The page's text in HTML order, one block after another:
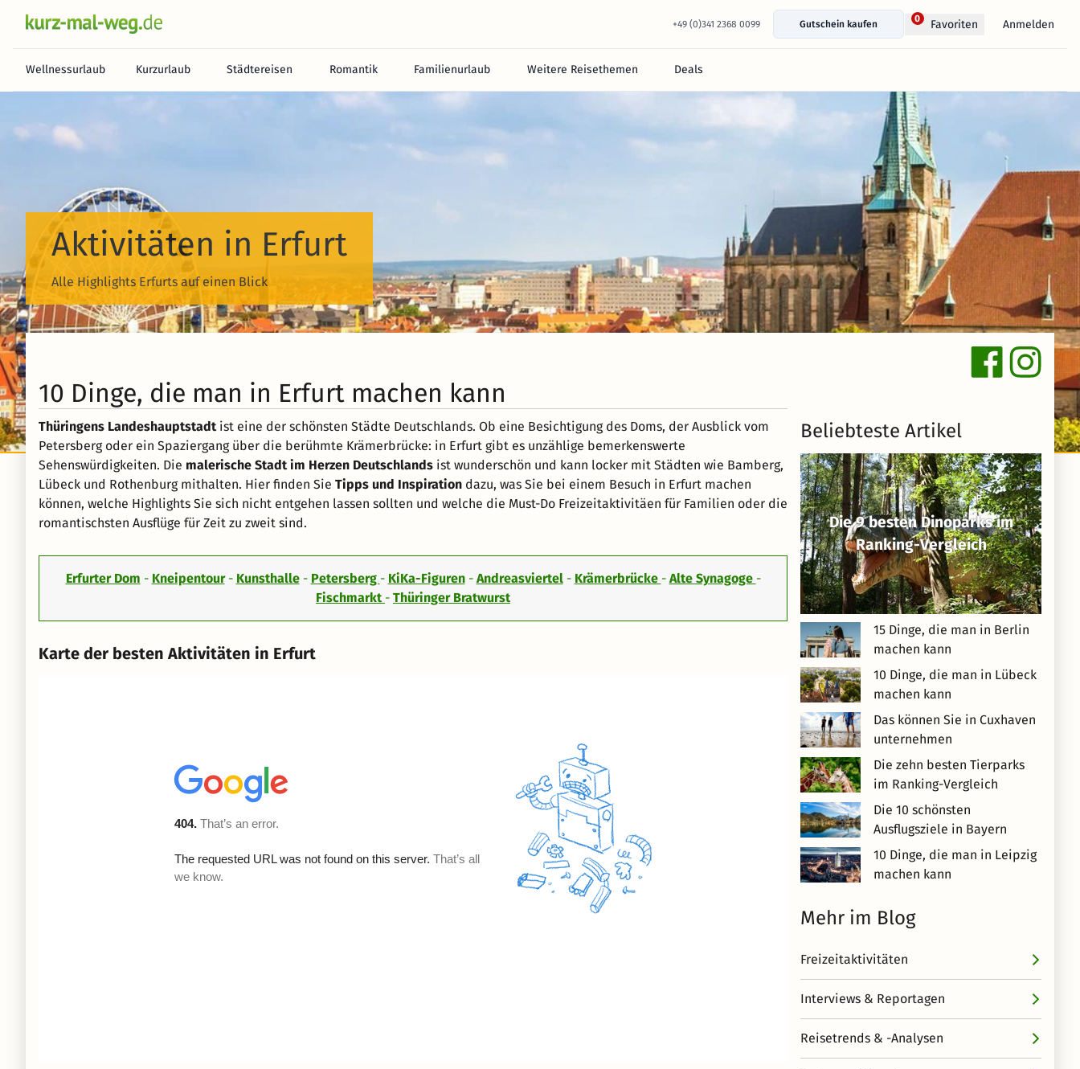
+49 (0)341 2368 0099 Gutschein kaufen
0 Favoriten Anmelden
Wellnessurlaub Kurzurlaub Städtereisen Romantik Familienurlaub Weitere Reisethemen Deals
Aktivitäten in Erfurt
Alle Highlights Erfurts auf einen Blick
10 Dinge, die man in Erfurt machen kann
Thüringens Landeshauptstadtist eine der schönsten Städte Deutschlands. Ob eine Besichtigung des Doms, der Ausblick vom
Petersberg oder ein Spaziergang über die berühmte Krämerbrücke: in Erfurt gibt es unzählige bemerkenswerte
Sehenswürdigkeiten. Die malerische Stadt im Herzen Deutschlands ist wunderschön und kann locker mit Städten wie Bamberg,
Lübeck und Rothenburg mithalten. Hier finden Sie Tipps und Inspiration dazu, was Sie bei einem Besuch in Erfurt machen
können, welche Highlights Sie sich nicht entgehen lassen sollten und welche die Must-Do Freizeitaktivitäen für Familien oder die
romantischsten Ausflüge für Zeit zu zweit sind.
Erfurter Dom - Kneipentour- Kunsthalle- Petersberg - KiKa-Figuren- Andreasviertel- Krämerbrücke - Alte Synagoge -
Fischmarkt - Thüringer Bratwurst
Karte der besten Aktivitäten in Erfurt
Beliebteste Artikel
Die 9 besten Dinoparks im
Ranking-Vergleich
15 Dinge, die man in Berlin
machen kann
10 Dinge, die man in Lübeck
machen kann
Das können Sie in Cuxhaven
unternehmen
Die zehn besten Tierparks
im Ranking-Vergleich
Die 10 schönsten
Ausflugsziele in Bayern
10 Dinge, die man in Leipzig
machen kann
Mehr im Blog
Freizeitaktivitäten
Interviews & Reportagen
Reisetrends & -Analysen